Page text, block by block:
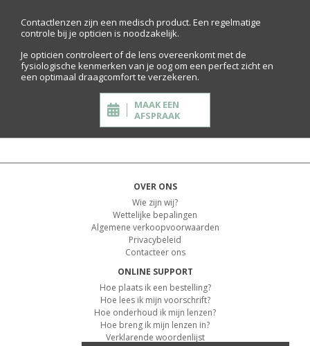
Contactlenzen zijn een medisch product. Een regelmatige
controle bij je opticien is noodzakelijk.
Je opticien controleert of de lens overeenkomt met de
fysiologische kenmerken van je oog om een perfect zicht en
een optimaal draagcomfort te verzekeren.
MAAK EEN
AFSPRAAK
OVER ONS
Wie zijn wij?
Wettelijke bepalingen
Algemene verkoopvoorwaarden
Privacybeleid
Contacteer ons
ONLINE SUPPORT
Hoe plaats ik een bestelling?
Hoe lees ik mijn voorschrift?
Hoe onderhoud ik mijn lenzen?
Hoe breng ik mijn lenzen in?
Verklarende woordenlijst